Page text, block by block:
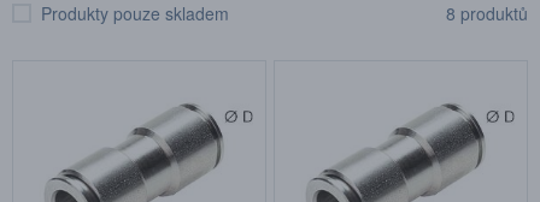
Produkty pouze skladem 8 produktů